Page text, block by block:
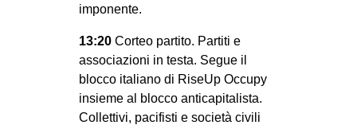
imponente.
13:20 Corteo partito. Partiti e
associazioni in testa. Segue il
blocco italiano di RiseUp Occupy
insieme al blocco anticapitalista.
Collettivi, pacifisti e società civili